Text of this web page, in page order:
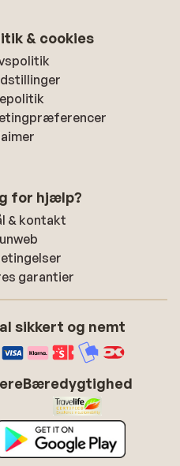
& cookies
for hjælp?
& kontakt
garantier
sikkert og nemt
Bæredygtighed